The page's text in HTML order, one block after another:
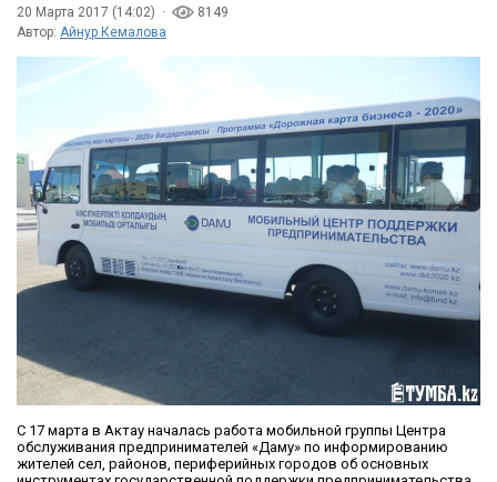
20 Марта 2017 (14:02) ·
8149
Автор: Айнур Кемалова
С 17 марта в Актау началась работа мобильной группы Центра
обслуживания предпринимателей «Даму» по информированию
жителей сел, районов, периферийных городов об основных